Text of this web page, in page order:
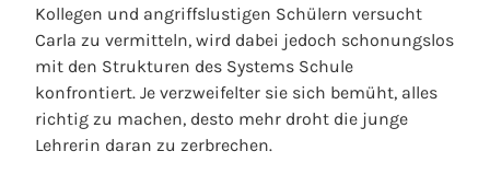
Kollegen und angriffslustigen Schülern versucht
Carla zu vermitteln, wird dabei jedoch schonungslos
mit den Strukturen des Systems Schule
konfrontiert. Je verzweifelter sie sich bemüht, alles
richtig zu machen, desto mehr droht die junge
Lehrerin daran zu zerbrechen.